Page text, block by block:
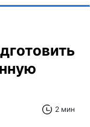
2 мин